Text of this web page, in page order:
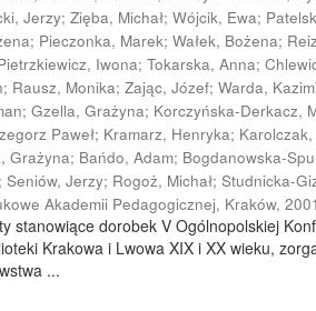
Jerzy;Zięba, Michał;Wójcik, Ewa;
; Pieczonka, Marek;Wałek, Bożena;
Iwona;Tokarska, Anna;
; Rausz, Monika;Zając, Józef;Warda,
;Gzella, Grażyna; Korczyńska-Derkacz,
Paweł; Kramarz, Henryka;
Grażyna; Bańdo, Adam; Bogdanowska-
;Seniów, Jerzy; Rogoż, Michał;Studnicka-
Akademii Pedagogicznej, Kraków,
stanowiące dorobek V Ogólnopolskiej
Krakowa i Lwowa XIX i XX wieku,
...